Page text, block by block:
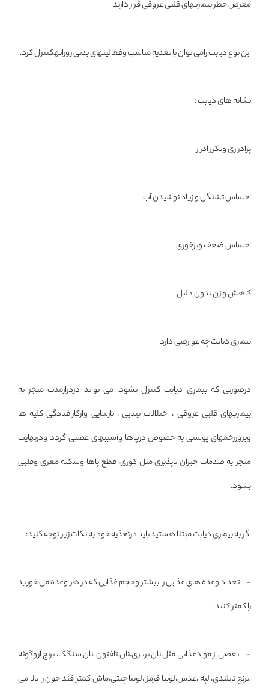
معرض خطر بیماریهای قلبی عروقی قرار دارند
این نوع دیابت رامی توان با تغذیه مناسب وفعالیتهای بدنی روزانهکنترل کرد.
نشانه های دیابت :
پرادراری وتکرر ادرار
احساس تشنگی و زیاد نوشیدن آب
احساس ضعف وپرخوری
کاهش و زن بدون دلیل
بیماری دیابت چه عوارضی دارد
درصورتی که بیماری دیابت کنترل نشود، می تواند دردرازمدت منجر به
بیماریهای قلبی عروقی ، اختلالات بینایی ، نارسایی وازکارافتادگی کلیه ها
وبروززخمهای پوستی به حصوص درپاها وآسیبهای عصبی گردد ودرنهایت
منجر به صدمات جبران ناپذیری مثل کوری، قطع پاها وسکته مغری وقلبی
بشود.
اگر به بیماری دیابت مبتلا هستید باید درتغذیه خود به نکات زیر توجه کنید:
- تعداد وعده های غذایی را بیشتر وحجم غذایی که در هر وعده می خورید
را کمتر کنید.
- بعضی از موادغذایی مثل نان بربری،نان تافتون ،نان سنگک، برنج اروگوئه
،برنج تایلندی، لپه ،عدس،لوبیا قرمز ،لوبیا چیتی،ماش کمتر قند خون را بالا می